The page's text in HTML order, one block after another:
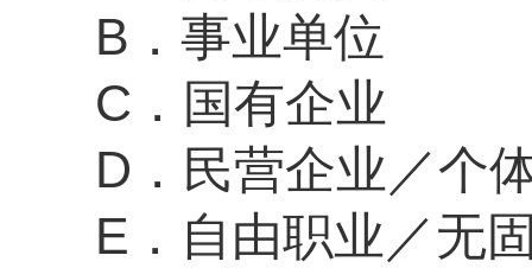
B．事业单位
C．国有企业
D．民营企业 ／个
E．自由职业 ／无